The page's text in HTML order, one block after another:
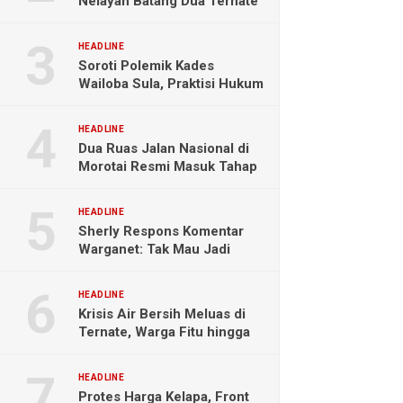
HEADLINE
Soroti Polemik Kades
Wailoba Sula, Praktisi Hukum
HEADLINE
Dua Ruas Jalan Nasional di
Morotai Resmi Masuk Tahap
HEADLINE
Sherly Respons Komentar
Warganet: Tak Mau Jadi
HEADLINE
Krisis Air Bersih Meluas di
Ternate, Warga Fitu hingga
HEADLINE
Protes Harga Kelapa, Front